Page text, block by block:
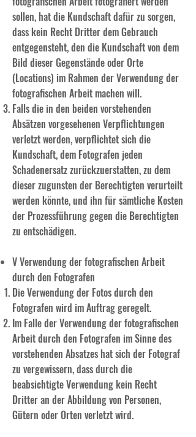
sollen, hat die Kundschaft dafür zu sorgen,
dass kein Recht Dritter dem Gebrauch
entgegensteht, den die Kundschaft von dem
Bild dieser Gegenstände oder Orte
(Locations) im Rahmen der Verwendung der
fotografischen Arbeit machen will.
Falls die in den beiden vorstehenden
Absätzen vorgesehenen Verpflichtungen
verletzt werden, verpflichtet sich die
Kundschaft, dem Fotografen jeden
Schadenersatz zurückzuerstatten, zu dem
dieser zugunsten der Berechtigten verurteilt
werden könnte, und ihn für sämtliche Kosten
der Prozessführung gegen die Berechtigten
zu entschädigen.
V Verwendung der fotografischen Arbeit
durch den Fotografen
Die Verwendung der Fotos durch den
Fotografen wird im Auftrag geregelt.
Im Falle der Verwendung der fotografischen
Arbeit durch den Fotografen im Sinne des
vorstehenden Absatzes hat sich der Fotograf
zu vergewissern, dass durch die
beabsichtigte Verwendung kein Recht
Dritter an der Abbildung von Personen,
Gütern oder Orten verletzt wird.